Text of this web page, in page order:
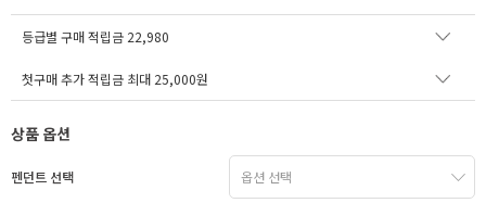
등급별 구매 적립금 22,980
첫구매 추가 적립금 최대 25,000원
상품 옵션
펜던트 선택